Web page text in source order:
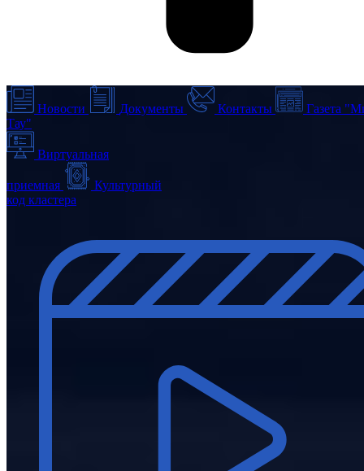
Новости Документы Контакты
Газета
Тау"
Виртуальная
приемная
Культурный
код кластера